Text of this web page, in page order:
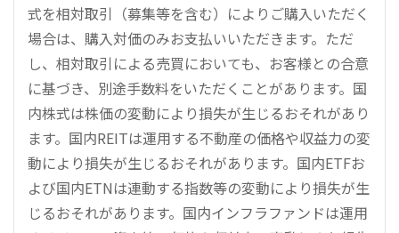
式を相対取引（募集等を含む）によりご購入いただく
場合は、購入対価のみお支払いいただきます。ただ
し、相対取引による売買においても、お客様との合意
に基づき、別途手数料をいただくことがあります。国
内株式は株価の変動により損失が生じるおそれがあり
ます。国内REITは運用する不動産の価格や収益力の変
動により損失が生じるおそれがあります。国内ETFお
よび国内ETNは連動する指数等の変動により損失が生
じるおそれがあります。国内インフラファンドは運用